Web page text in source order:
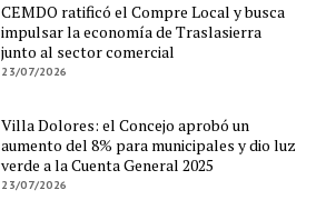
CEMDO ratificó el Compre Local y busca
impulsar la economía de Traslasierra
junto al sector comercial
23/07/2026
Villa Dolores: el Concejo aprobó un
aumento del 8% para municipales y dio luz
verde a la Cuenta General 2025
23/07/2026